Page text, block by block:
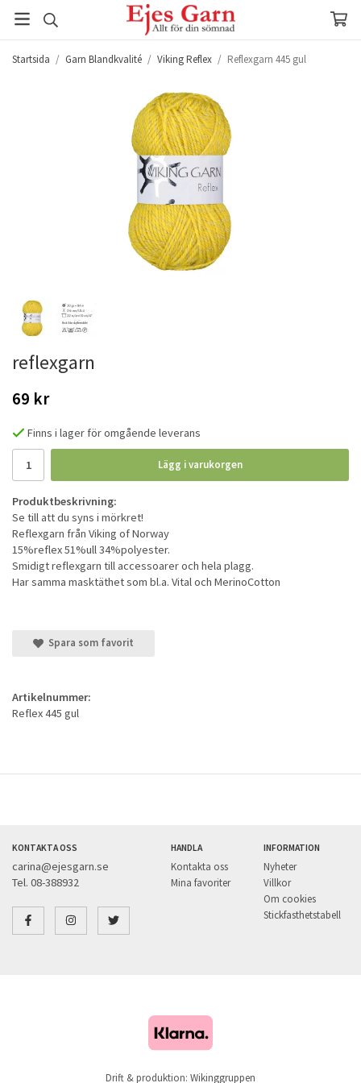
Startsida / Garn Blandkvalité / Viking Reflex / Reflexgarn 445 gul
reflexgarn
69 kr
Finns i lager för omgående leverans
Lägg i varukorgen
Produktbeskrivning:
Se till att du syns i mörkret!
Reflexgarn från Viking of Norway
15%reflex 51%ull 34%polyester.
Smidigt reflexgarn till accessoarer och hela plagg.
Har samma masktäthet som bl.a. Vital och MerinoCotton
Spara som favorit
Artikelnummer:
Reflex 445 gul
KONTAKTA OSS
carina@ejesgarn.se
Tel. 08-388932
HANDLA
Kontakta oss
Mina favoriter
INFORMATION
Nyheter
Villkor
Om cookies
Stickfasthetstabell
Drift & produktion: Wikinggruppen